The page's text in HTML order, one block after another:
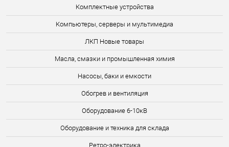
Комплектные устройства
Компьютеры, серверы и мультимедиа
ЛКП Новые товары
Масла, смазки и промышленная химия
Насосы, баки и емкости
Обогрев и вентиляция
Оборудование 6-10кВ
Оборудование и техника для склада
Ретро-электрика